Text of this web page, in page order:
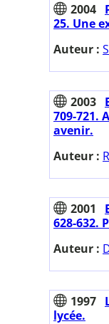
2004
25. Une
Auteur :
2003
709-721.
avenir.
Auteur :
2001
628-632.
Auteur :
1997
lycée.